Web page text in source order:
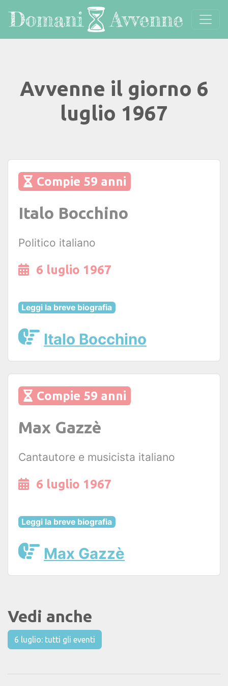
Avvenne il giorno 6
luglio 1967
Compie 59 anni
Italo Bocchino
Politico italiano
6 luglio 1967
Leggi la breve biografia
Italo Bocchino
Compie 59 anni
Max Gazzè
Cantautore e musicista italiano
6 luglio 1967
Leggi la breve biografia
Max Gazzè
Vedi anche
6 luglio: tutti gli eventi